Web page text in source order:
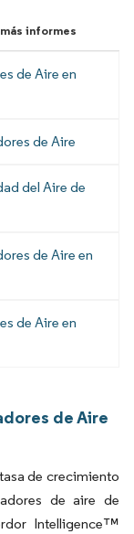
informes
de Aire en
de Aire
del Aire de
de Aire en
de Aire en
de Aire
de crecimiento
de aire de
Intelligence™